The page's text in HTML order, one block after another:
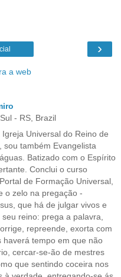
›
a web
- RS, Brazil
Universal do Reino de
sou também Evangelista
Batizado com o Espírito
Conclui o curso
de Formação Universal,
o zelo na pregação -
que há de julgar vivos e
reino: prega a palavra,
repreende, exorta com
haverá tempo em que não
cercar-se-ão de mestres
que sentindo coceira nos